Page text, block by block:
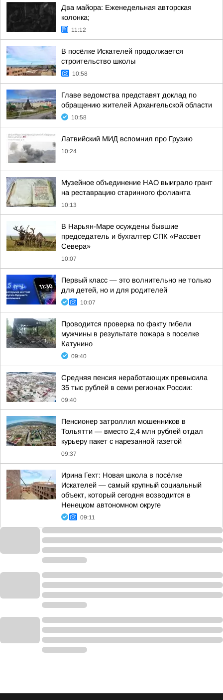
Два майора: Еженедельная авторская
колонка;
11:12
В посёлке Искателей продолжается
строительство школы
10:58
Главе ведомства представят доклад по
обращению жителей Архангельской области
10:58
Латвийский МИД вспомнил про Грузию
10:24
Музейное объединение НАО выиграло грант
на реставрацию старинного фолианта
10:13
В Нарьян-Маре осуждены бывшие
председатель и бухгалтер СПК «Рассвет
Севера»
10:07
Первый класс — это волнительно не только
для детей, но и для родителей
10:07
Проводится проверка по факту гибели
мужчины в результате пожара в поселке
Катунино
09:40
Средняя пенсия неработающих превысила
35 тыс рублей в семи регионах России:
09:40
Пенсионер затроллил мошенников в
Тольятти — вместо 2,4 млн рублей отдал
курьеру пакет с нарезанной газетой
09:37
Ирина Гехт: Новая школа в посёлке
Искателей — самый крупный социальный
объект, который сегодня возводится в
Ненецком автономном округе
09:11